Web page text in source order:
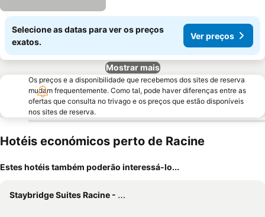
Selecione as datas para ver os preços
exatos.
Ver preços
Mostrar mais
Os preços e a disponibilidade que recebemos dos sites de reserva
mudam frequentemente. Como tal, pode haver diferenças entre as
ofertas que consulta no trivago e os preços que estão disponíveis
nos sites de reserva.
Hotéis económicos perto de Racine
Estes hotéis também poderão interessá-lo...
Staybridge Suites Racine - Mount Pleasant By Ihg